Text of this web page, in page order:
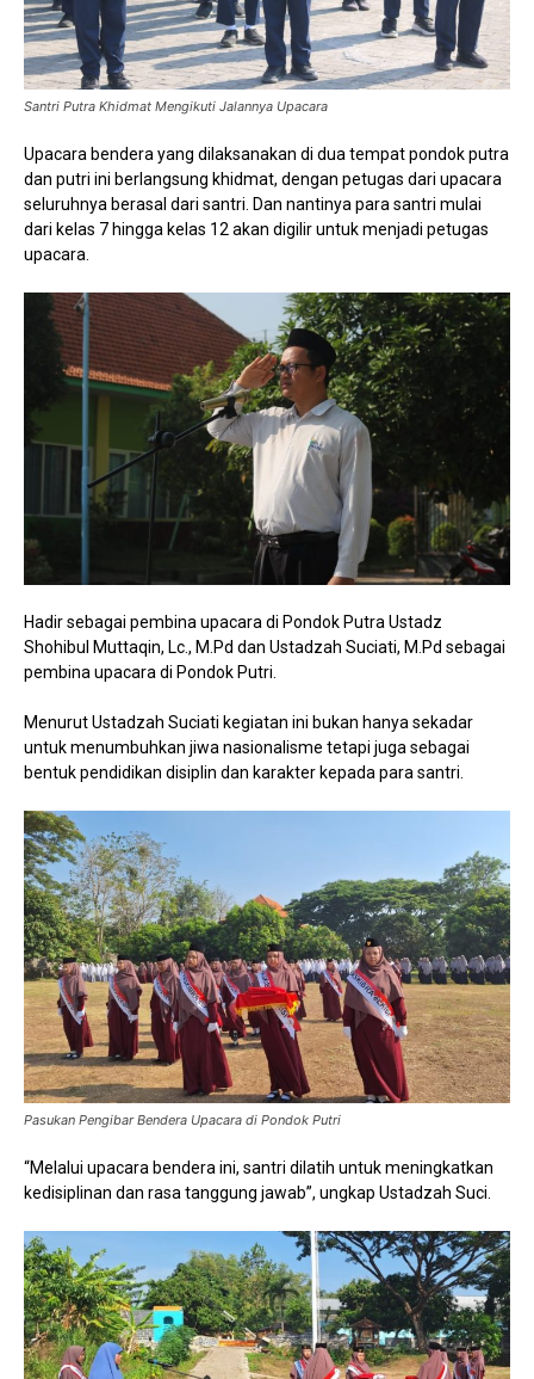
Santri Putra Khidmat Mengikuti Jalannya Upacara
Upacara bendera yang dilaksanakan di dua tempat pondok putra
dan putri ini berlangsung khidmat, dengan petugas dari upacara
seluruhnya berasal dari santri. Dan nantinya para santri mulai
dari kelas 7 hingga kelas 12 akan digilir untuk menjadi petugas
upacara.
Hadir sebagai pembina upacara di Pondok Putra Ustadz
Shohibul Muttaqin, Lc., M.Pd dan Ustadzah Suciati, M.Pd sebagai
pembina upacara di Pondok Putri.
Menurut Ustadzah Suciati kegiatan ini bukan hanya sekadar
untuk menumbuhkan jiwa nasionalisme tetapi juga sebagai
bentuk pendidikan disiplin dan karakter kepada para santri.
Pasukan Pengibar Bendera Upacara di Pondok Putri
“Melalui upacara bendera ini, santri dilatih untuk meningkatkan
kedisiplinan dan rasa tanggung jawab”, ungkap Ustadzah Suci.